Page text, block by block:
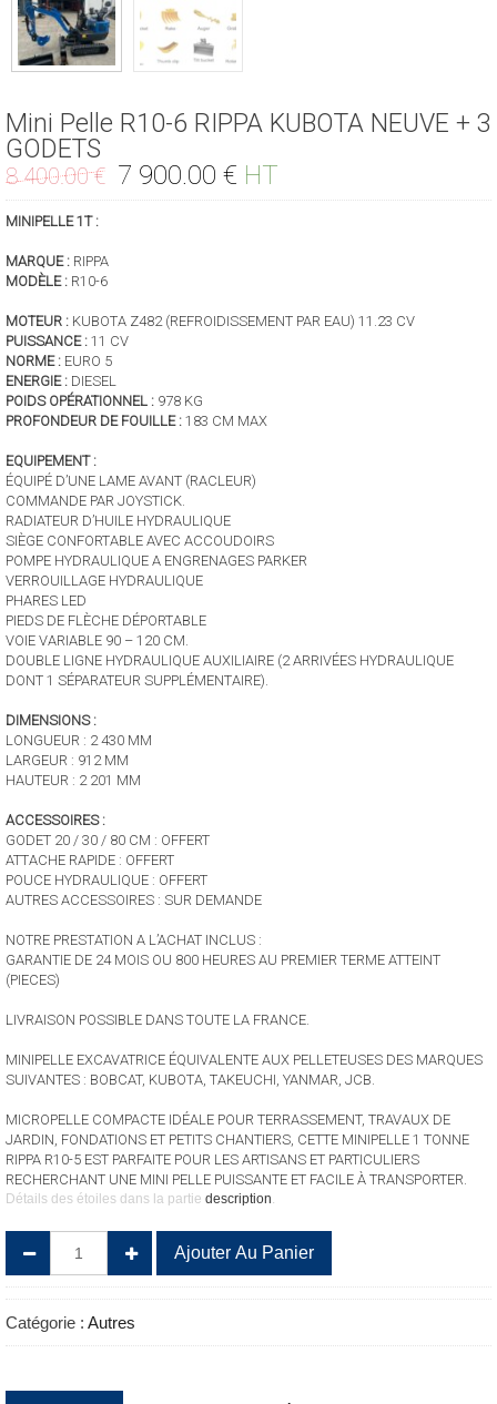
Mini Pelle R10-6 RIPPA KUBOTA NEUVE + 3
GODETS
8 400.00€ Le
prix
7 900.00 € Le
prix
HT
MINIPELLE 1T :
MARQUE : RIPPA
MODÈLE : R10-6
MOTEUR : KUBOTA Z482 (REFROIDISSEMENT PAR EAU) 11.23 CV
PUISSANCE : 11 CV
NORME : EURO 5
ENERGIE : DIESEL
POIDS OPÉRATIONNEL : 978 KG
PROFONDEUR DE FOUILLE : 183 CM MAX
EQUIPEMENT :
ÉQUIPÉ D’UNE LAME AVANT (RACLEUR)
COMMANDE PAR JOYSTICK.
RADIATEUR D’HUILE HYDRAULIQUE
SIÈGE CONFORTABLE AVEC ACCOUDOIRS
POMPE HYDRAULIQUE A ENGRENAGES PARKER
VERROUILLAGE HYDRAULIQUE
PHARES LED
PIEDS DE FLÈCHE DÉPORTABLE
VOIE VARIABLE 90 – 120 CM.
DOUBLE LIGNE HYDRAULIQUE AUXILIAIRE (2 ARRIVÉES HYDRAULIQUE
DONT 1 SÉPARATEUR SUPPLÉMENTAIRE).
DIMENSIONS :
LONGUEUR : 2 430 MM
LARGEUR : 912 MM
HAUTEUR : 2 201 MM
ACCESSOIRES :
GODET 20 / 30 / 80 CM : OFFERT
ATTACHE RAPIDE : OFFERT
POUCE HYDRAULIQUE : OFFERT
AUTRES ACCESSOIRES : SUR DEMANDE
NOTRE PRESTATION A L’ACHAT INCLUS :
GARANTIE DE 24 MOIS OU 800 HEURES AU PREMIER TERME ATTEINT
(PIECES)
LIVRAISON POSSIBLE DANS TOUTE LA FRANCE.
MINIPELLE EXCAVATRICE ÉQUIVALENTE AUX PELLETEUSES DES MARQUES
SUIVANTES : BOBCAT, KUBOTA, TAKEUCHI, YANMAR, JCB.
MICROPELLE COMPACTE IDÉALE POUR TERRASSEMENT, TRAVAUX DE
JARDIN, FONDATIONS ET PETITS CHANTIERS, CETTE MINIPELLE 1 TONNE
RIPPA R10-5 EST PARFAITE POUR LES ARTISANS ET PARTICULIERS
RECHERCHANT UNE MINI PELLE PUISSANTE ET FACILE À TRANSPORTER.
Détails des étoiles dans la partie description.
Mini
Pelle
Ajouter Au Panier
Catégorie : Autres